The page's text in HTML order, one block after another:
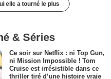
elle a tourné le plus
& Séries
Ce soir sur Netflix : ni Top Gun,
ni Mission Impossible ! Tom
Cruise est irrésistible dans ce
thriller tiré d’une histoire vraie